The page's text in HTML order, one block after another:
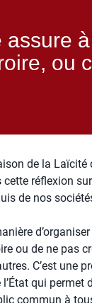
assure
ou
de la Laïcité
réflexion
de nos
ou de ne pas
C’est une
qui permet
commun à